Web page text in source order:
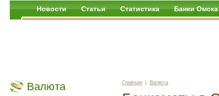
Новости Статьи Статистика Банки Омска
Валюта Главная | Валюта